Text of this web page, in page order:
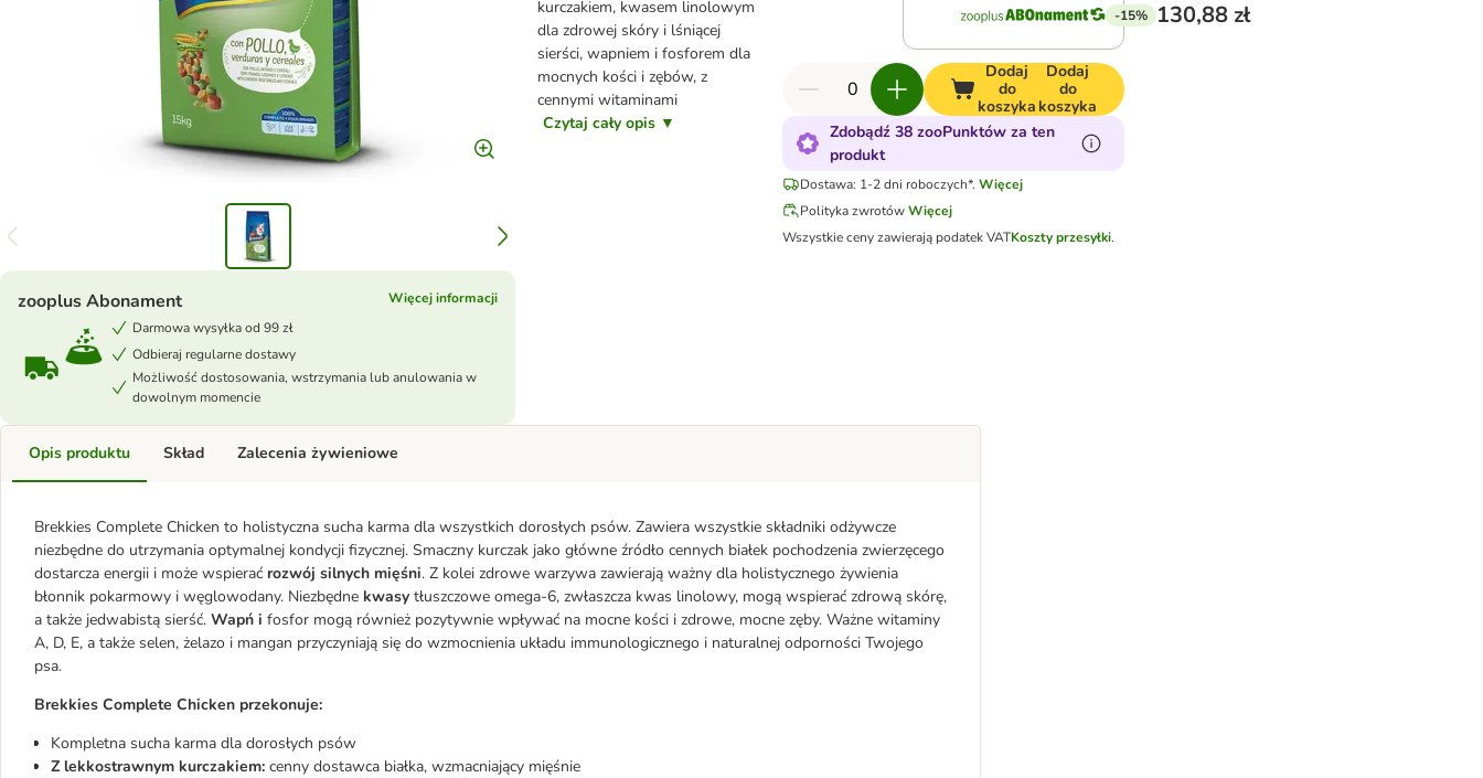
kurczakiem, kwasem linolowym
dla zdrowej skóry i lśniącej
sierści, wapniem i fosforem dla
mocnych kości i zębów, z
cennymi witaminami
Czytaj cały opis ▼
zooplus Abonament
Więcej informacji
Darmowa wysyłka od 99 zł
Odbieraj regularne dostawy
Możliwość dostosowania, wstrzymania lub anulowania w
dowolnym momencie
-15% 130,88 zł
Dodaj
do
koszyka
Dodaj
do
koszyka
Zdobądź 38 zooPunktów za ten
produkt
Dostawa: 1-2 dni roboczych*. Więcej
Polityka zwrotówWięcej
Wszystkie ceny zawierają podatek VATKoszty przesyłki.
Opis produktu
Brekkies Complete Chicken to holistyczna sucha karma dla wszystkich dorosłych psów. Zawiera wszystkie składniki odżywcze
niezbędne do utrzymania optymalnej kondycji fizycznej. Smaczny kurczak jako główne źródło cennych białek pochodzenia zwierzęcego
dostarcza energii i może wspierać rozwój silnych mięśni. Z kolei zdrowe warzywa zawierają ważny dla holistycznego żywienia
błonnik pokarmowy i węglowodany. Niezbędne kwasy tłuszczowe omega-6, zwłaszcza kwas linolowy, mogą wspierać zdrową skórę,
a także jedwabistą sierść. Wapń i fosfor mogą również pozytywnie wpływać na mocne kości i zdrowe, mocne zęby. Ważne witaminy
A, D, E, a także selen, żelazo i mangan przyczyniają się do wzmocnienia układu immunologicznego i naturalnej odporności Twojego
psa.
Brekkies Complete Chicken przekonuje:
Kompletna sucha karma dla dorosłych psów
Z lekkostrawnym kurczakiem: cenny dostawca białka, wzmacniający mięśnie
Skład Zalecenia żywieniowe